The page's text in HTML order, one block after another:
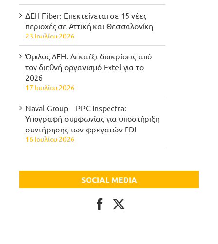
ΔΕΗ Fiber: Επεκτείνεται σε 15 νέες
περιοχές σε Αττική και Θεσσαλονίκη
23 Ιουλίου 2026
Όμιλος ΔΕΗ: Δεκαέξι διακρίσεις από
τον διεθνή οργανισμό Extel για το
2026
17 Ιουλίου 2026
Naval Group – PPC Inspectra:
Υπογραφή συμφωνίας για υποστήριξη
συντήρησης των φρεγατών FDI
16 Ιουλίου 2026
SOCIAL MEDIA